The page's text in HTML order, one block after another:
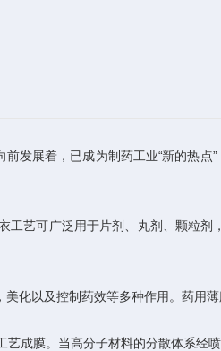
发展着，已成为制药工业“新的热
艺可广泛用于片剂、丸剂、颗粒
化以及控制药效等多种作用。药用
成膜。当高分子材料的分散体系